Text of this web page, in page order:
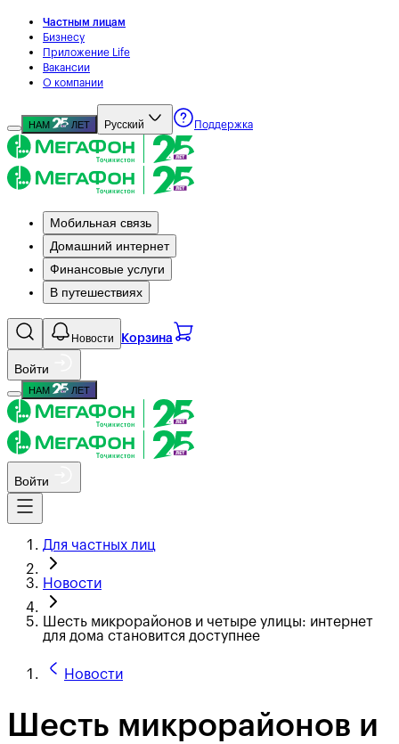
Частным лицам
Бизнесу
Приложение Life
Вакансии
О компании
НАМ ЛЕТ Русский Поддержка
Мобильная связь
Домашний интернет
Финансовые услуги
В путешествиях
Новости Корзина
Войти
НАМ ЛЕТ
Войти
Для частных лиц
Новости
Шесть микрорайонов и четыре улицы: интернет
для дома становится доступнее
Новости
Шесть микрорайонов и